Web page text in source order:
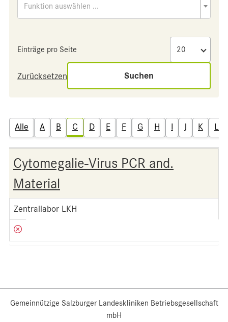
Funktion auswählen ...
Einträge pro Seite
Zurücksetzen Suchen
Alle A B C D E F G H I J K L
Cytomegalie-Virus PCR and.
Material
Zentrallabor LKH
Gemeinnützige Salzburger Landeskliniken Betriebsgesellschaft
mbH